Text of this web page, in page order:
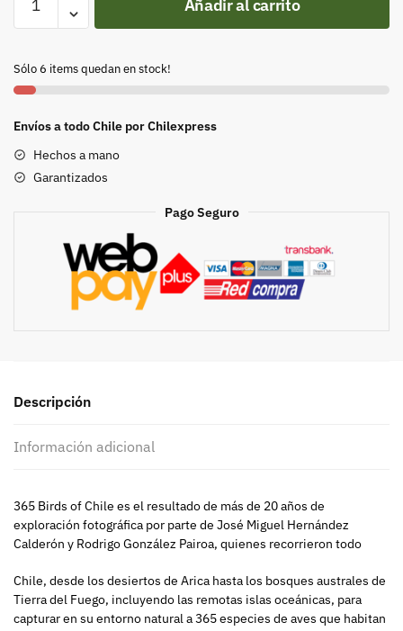
Birds
cantidad
Añadir al carrito
Sólo 6 items quedan en stock!
Envíos a todo Chile por Chilexpress
Hechos a mano
Garantizados
Pago Seguro
Descripción
Información adicional
365 Birds of Chile es el resultado de más de 20 años de
exploración fotográfica por parte de José Miguel Hernández
Calderón y Rodrigo González Pairoa, quienes recorrieron todo
Chile, desde los desiertos de Arica hasta los bosques australes de
Tierra del Fuego, incluyendo las remotas islas oceánicas, para
capturar en su entorno natural a 365 especies de aves que habitan